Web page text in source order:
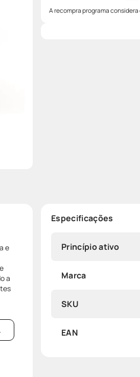
A recompra programa
e
a
Especificações
Princípio ativo
Marca
SKU
EAN